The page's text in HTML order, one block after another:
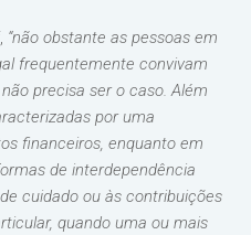
“não obstante as pessoas em
frequentemente convivam
precisa ser o caso. Além
por uma
financeiros, enquanto em
de interdependência
cuidado ou às contribuições
quando uma ou mais